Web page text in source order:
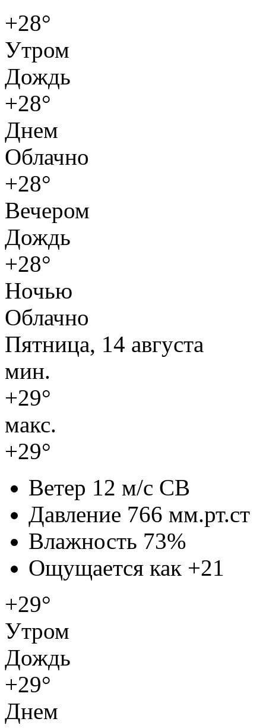
+28°
Утром
Дождь
+28°
Днем
Облачно
+28°
Вечером
Дождь
+28°
Ночью
Облачно
Пятница, 14 августа
мин.
+29°
макс.
+29°
Ветер 12 м/с СВ
Давление 766 мм.рт.ст
Влажность 73%
Ощущается как +21
+29°
Утром
Дождь
+29°
Днем